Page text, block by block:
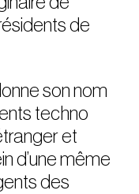
de
son nom
techno
et
d’une même
des